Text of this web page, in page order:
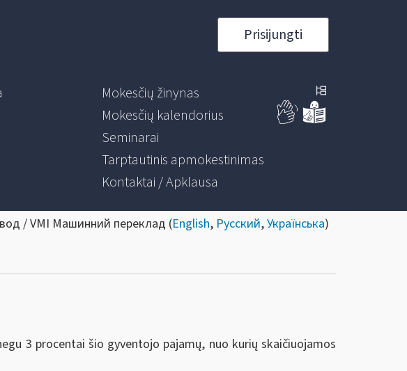
Prisijungti
Mokesčių žinynas
Mokesčių kalendorius
Seminarai
Tarptautinis apmokestinimas
Kontaktai / Apklausa
/ VMI Машинний переклад (English, Русский,Українська)
3 procentai šio gyventojo pajamų, nuo kurių skaičiuojamos